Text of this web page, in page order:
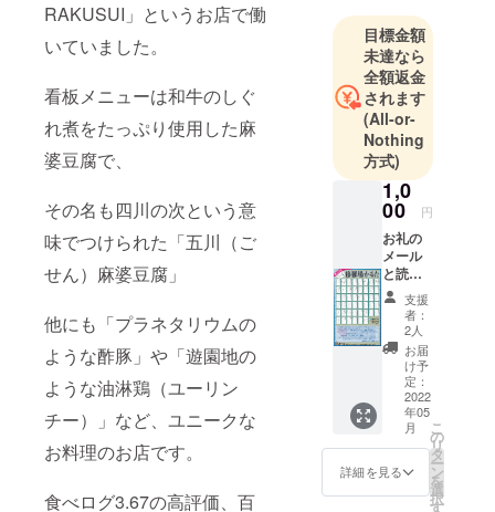
RAKUSUI」というお店で働
いていました。
看板メニューは和牛のしぐ
れ煮をたっぷり使用した麻
婆豆腐で、
その名も四川の次という意
味でつけられた「五川（ご
せん）麻婆豆腐」
他にも「プラネタリウムの
ような酢豚」や「遊園地の
ような油淋鶏（ユーリン
チー）」など、ユニークな
お料理のお店です。
食べログ3.67の高評価、百
目標金額
未達なら
全額返金
されます
(All-or-
Nothing
方式)
1,0
00 円
お礼の
メール
と読札
のチラ
シPDF
支援
者：
2人
お届
け予
定：
2022
年05
月
詳細を見る
こ
の
リ
タ
ー
ン
を
選
択
す